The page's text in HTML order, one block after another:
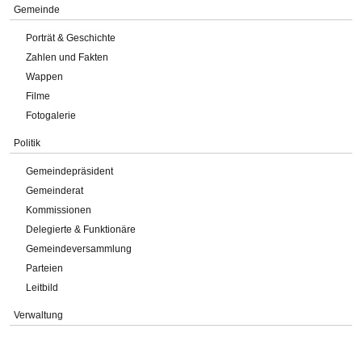
Gemeinde
Porträt & Geschichte
Zahlen und Fakten
Wappen
Filme
Fotogalerie
Politik
Gemeindepräsident
Gemeinderat
Kommissionen
Delegierte & Funktionäre
Gemeindeversammlung
Parteien
Leitbild
Verwaltung